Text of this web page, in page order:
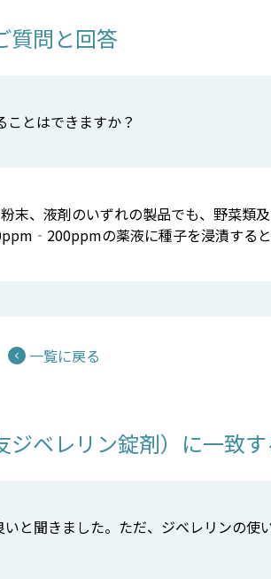
質問と回答
とはできますか？
末、液剤のいずれの製品でも、野菜類
の薬液に種子を浸漬すると
一覧に戻る
ベレリン錠剤）に一致
と聞きました。ただ、ジベレリンの使